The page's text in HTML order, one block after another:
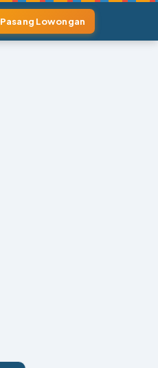
Pasang Lowongan